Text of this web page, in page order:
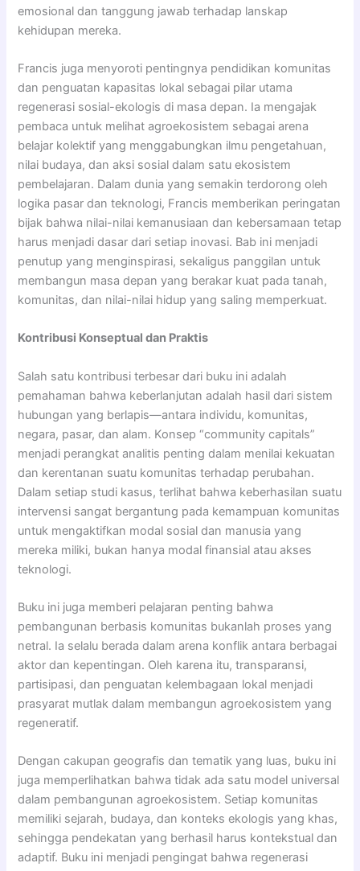
emosional dan tanggung jawab terhadap lanskap
kehidupan mereka.
Francis juga menyoroti pentingnya pendidikan komunitas
dan penguatan kapasitas lokal sebagai pilar utama
regenerasi sosial-ekologis di masa depan. Ia mengajak
pembaca untuk melihat agroekosistem sebagai arena
belajar kolektif yang menggabungkan ilmu pengetahuan,
nilai budaya, dan aksi sosial dalam satu ekosistem
pembelajaran. Dalam dunia yang semakin terdorong oleh
logika pasar dan teknologi, Francis memberikan peringatan
bijak bahwa nilai-nilai kemanusiaan dan kebersamaan tetap
harus menjadi dasar dari setiap inovasi. Bab ini menjadi
penutup yang menginspirasi, sekaligus panggilan untuk
membangun masa depan yang berakar kuat pada tanah,
komunitas, dan nilai-nilai hidup yang saling memperkuat.
Kontribusi Konseptual dan Praktis
Salah satu kontribusi terbesar dari buku ini adalah
pemahaman bahwa keberlanjutan adalah hasil dari sistem
hubungan yang berlapis—antara individu, komunitas,
negara, pasar, dan alam. Konsep “community capitals”
menjadi perangkat analitis penting dalam menilai kekuatan
dan kerentanan suatu komunitas terhadap perubahan.
Dalam setiap studi kasus, terlihat bahwa keberhasilan suatu
intervensi sangat bergantung pada kemampuan komunitas
untuk mengaktifkan modal sosial dan manusia yang
mereka miliki, bukan hanya modal finansial atau akses
teknologi.
Buku ini juga memberi pelajaran penting bahwa
pembangunan berbasis komunitas bukanlah proses yang
netral. Ia selalu berada dalam arena konflik antara berbagai
aktor dan kepentingan. Oleh karena itu, transparansi,
partisipasi, dan penguatan kelembagaan lokal menjadi
prasyarat mutlak dalam membangun agroekosistem yang
regeneratif.
Dengan cakupan geografis dan tematik yang luas, buku ini
juga memperlihatkan bahwa tidak ada satu model universal
dalam pembangunan agroekosistem. Setiap komunitas
memiliki sejarah, budaya, dan konteks ekologis yang khas,
sehingga pendekatan yang berhasil harus kontekstual dan
adaptif. Buku ini menjadi pengingat bahwa regenerasi